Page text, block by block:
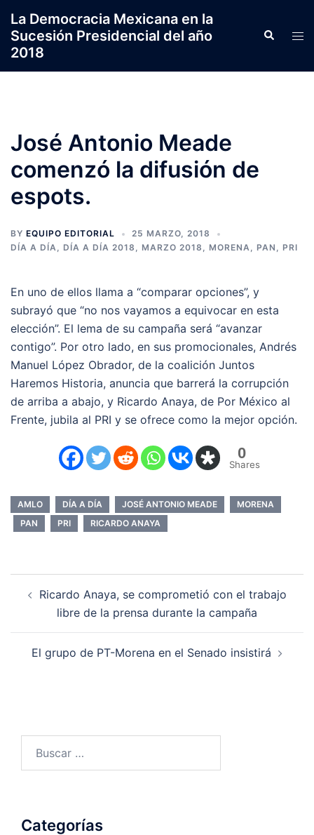
contenido
La Democracia Mexicana en la
Sucesión Presidencial del año
2018
Search
José Antonio Meade
comenzó la difusión de
espots.
BY EQUIPO EDITORIAL
25 MARZO, 2018
DÍA A DÍA, DÍA A DÍA 2018 , MARZO 2018 , MORENA, PAN , PRI
En uno de ellos llama a “comparar opciones”, y
subrayó que “no nos vayamos a equivocar en esta
elección”. El lema de su campaña será “avanzar
contigo”. Por otro lado, en sus promocionales, Andrés
Manuel López Obrador, de la coalición Juntos
Haremos Historia, anuncia que barrerá la corrupción
de arriba a abajo, y Ricardo Anaya, de Por México al
Frente, jubila al PRI y se ofrece como la mejor opción.
0
Shares
AMLO DÍA A DÍA JOSÉ ANTONIO MEADE
MORENA
PAN
PRI RICARDO ANAYA
de
entradas
Ricardo Anaya, se comprometió con el trabajo
libre de la prensa durante la campaña
El grupo de PT-Morena en el Senado insistirá
Categorías